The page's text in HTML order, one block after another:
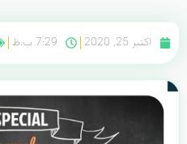
اکتبر 25, 2020 7:29 ب.ظ